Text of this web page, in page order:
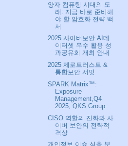
양자 컴퓨팅 시대의 도
래: 지금 바로 준비해
야 할 암호화 전략 백
서
2025 사이버보안 AI데
이터셋 우수 활용 성
과공유회 개최 안내
2025 제로트러스트 &
통합보안 서밋
SPARK Matrix™:
Exposure
Management,Q4
2025, QKS Group
CISO 역할의 진화와 사
이버 보안의 전략적
격상
개인정보 이슈 심층 분